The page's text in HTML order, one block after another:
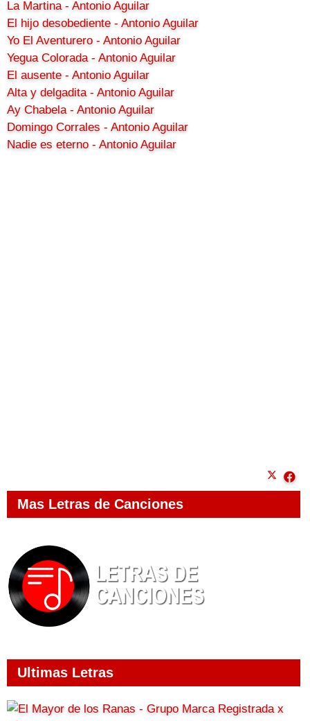
La Martina - Antonio Aguilar
El hijo desobediente - Antonio Aguilar
Yo El Aventurero - Antonio Aguilar
Yegua Colorada - Antonio Aguilar
El ausente - Antonio Aguilar
Alta y delgadita - Antonio Aguilar
Ay Chabela - Antonio Aguilar
Domingo Corrales - Antonio Aguilar
Nadie es eterno - Antonio Aguilar
Mas Letras de Canciones
Ultimas Letras